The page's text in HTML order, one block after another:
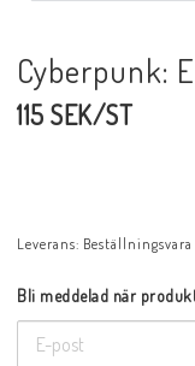
Cyberpunk:
115 SEK/ST
Leverans:
Bli meddelad när